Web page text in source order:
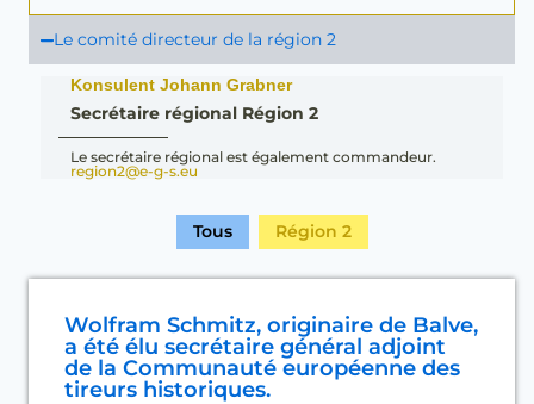
Le comité directeur de la région 2
Konsulent Johann Grabner
Secrétaire régional Région 2
Le secrétaire régional est également commandeur.
region2@e-g-s.eu
Tous Région 2
Wolfram Schmitz, originaire de Balve,
a été élu secrétaire général adjoint
de la Communauté européenne des
tireurs historiques.